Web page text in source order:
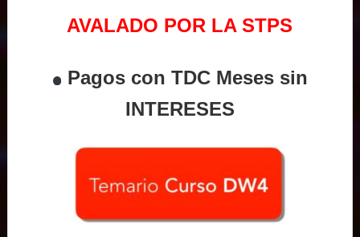
AVALADO POR LA STPS
Pagos con TDC Meses sin
INTERESES